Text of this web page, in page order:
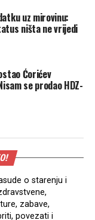
uz mirovinu:
ništa ne vrijedi
Ćorićev
se prodao HDZ-
o starenju i
zabave,
povezati i